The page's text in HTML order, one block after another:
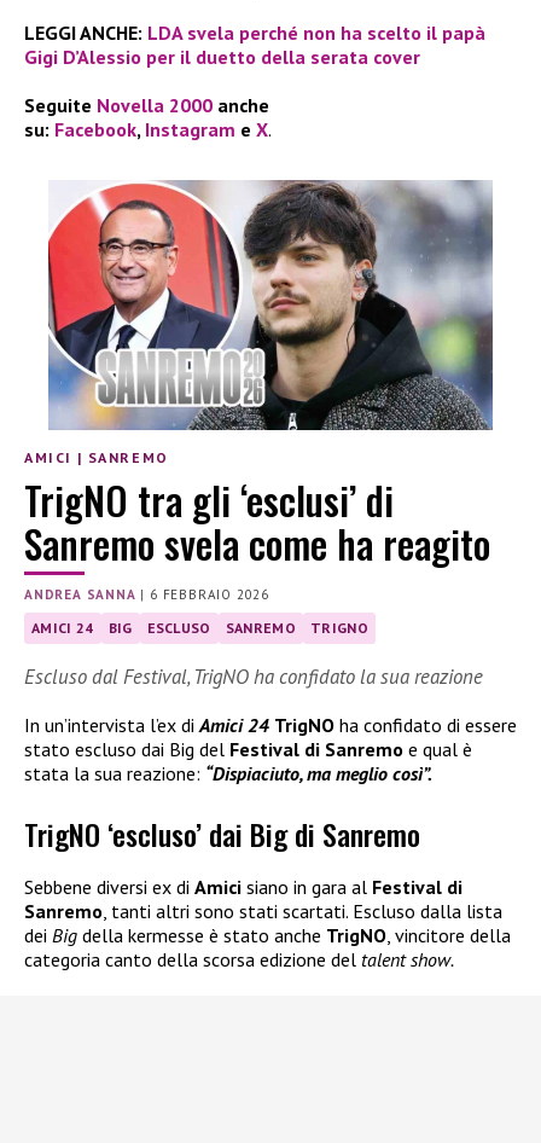
LEGGI ANCHE: LDA svela perché non ha scelto il papà
Gigi D’Alessio per il duetto della serata cover
Seguite Novella 2000 anche
su: Facebook, Instagram e X.
AMICI | SANREMO
TrigNO tra gli ‘esclusi’ di
Sanremo svela come ha reagito
ANDREA SANNA | 6 FEBBRAIO 2026
AMICI 24 BIG ESCLUSO SANREMO TRIGNO
Escluso dal Festival, TrigNO ha confidato la sua reazione
In un’intervista l’ex di Amici 24 TrigNO ha confidato di essere
stato escluso dai Big del Festival di Sanremo e qual è
stata la sua reazione: “Dispiaciuto, ma meglio così”.
TrigNO ‘escluso’ dai Big di Sanremo
Sebbene diversi ex di Amici siano in gara al Festival di
Sanremo, tanti altri sono stati scartati. Escluso dalla lista
dei Big della kermesse è stato anche TrigNO, vincitore della
categoria canto della scorsa edizione del talent show.